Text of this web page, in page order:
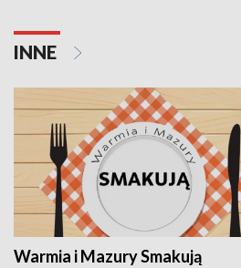
INNE
Warmia i Mazury Smakują